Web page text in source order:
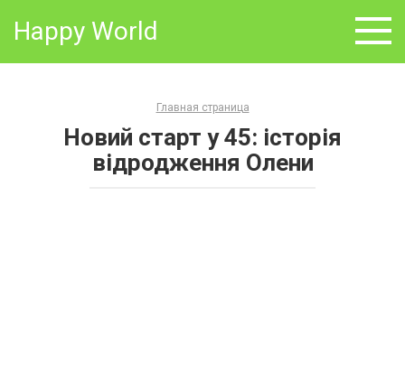
Happy World
Главная страница
Новий старт у 45: історія
відродження Олени